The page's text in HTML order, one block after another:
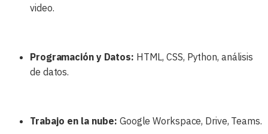
video.
Programación y Datos: HTML, CSS, Python, análisis
de datos.
Trabajo en la nube: Google Workspace, Drive, Teams.